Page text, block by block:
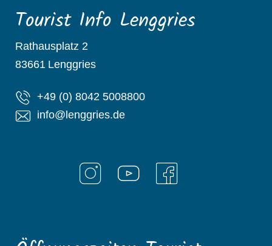
Tourist Info Lenggries
Rathausplatz 2
83661 Lenggries
+49 (0) 8042 5008800
info@lenggries.de